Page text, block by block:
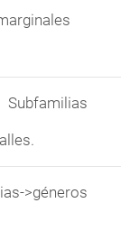
Subfamilias
>géneros